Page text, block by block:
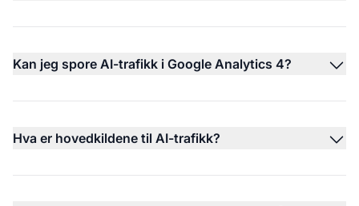
Kan jeg spore AI-trafikk i Google Analytics 4?
Hva er hovedkildene til AI-trafikk?